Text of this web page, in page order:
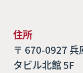
住所
〒 670-0927 兵
タビル北館 5F